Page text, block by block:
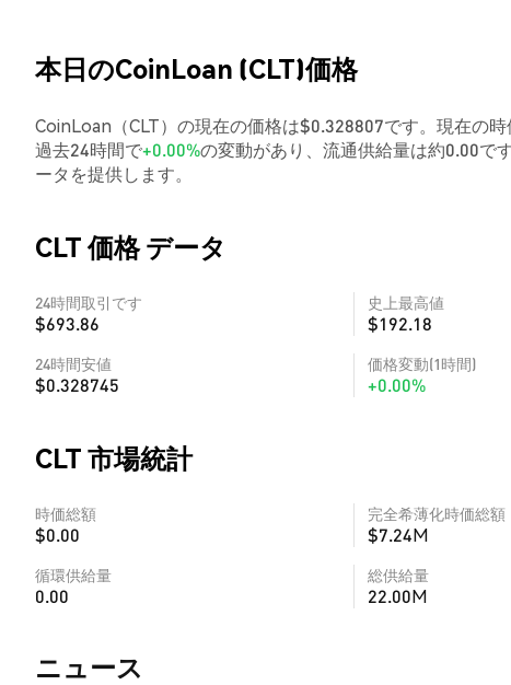
本日のCoinLoan (CLT)価格
CoinLoan（CLT）の現在の価格は$0.328807です。現在の
過去24時間で+0.00%の変動があり、流通供給量は約0.00で
ータを提供します。
CLT 価格 データ
24時間取引です
$693.86
史上最高値
$192.18
24時間安値
$0.328745
価格変動(1時間)
+0.00%
CLT 市場統計
時価総額
$0.00
完全希薄化時価総額
$7.24M
循環供給量
0.00
総供給量
22.00M
​​ニュース​​